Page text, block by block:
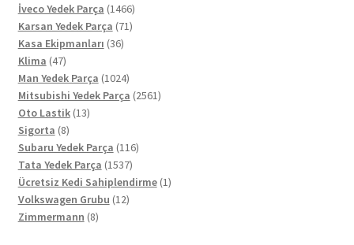
ürün
İveco Yedek Parça 14661466
ürün
Karsan Yedek Parça 7171
Kasa Ekipmanları 3636
Klima 4747
ürün
Man Yedek Parça 10241024
ürün
Mitsubishi Yedek Parça 25612561
Oto Lastik 1313
Sigorta 88
ürün
Subaru Yedek Parça 116116
Tata Yedek Parça 15371537
ürün
Ücretsiz Kedi Sahiplendirme 11
Volkswagen Grubu 1212
Zimmermann 88